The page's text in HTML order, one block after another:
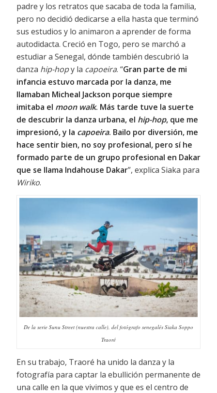
padre y los retratos que sacaba de toda la familia,
pero no decidió dedicarse a ella hasta que terminó
sus estudios y lo animaron a aprender de forma
autodidacta. Creció en Togo, pero se marchó a
estudiar a Senegal, dónde también descubrió la
danza hip-hopy la capoeira. “Gran parte de mi
infancia estuvo marcada por la danza, me
llamaban Micheal Jackson porque siempre
imitaba el moon walk. Más tarde tuve la suerte
de descubrir la danza urbana, el hip-hop, que me
impresionó, y la capoeira. Bailo por diversión, me
hace sentir bien, no soy profesional, pero sí he
formado parte de un grupo profesional en Dakar
que se llama Indahouse Dakar”, explica Siaka para
Wiriko.
De la serie Sunu Street (nuestra calle), del fotógrafo senegalés Siaka Soppo
Traoré
En su trabajo, Traoré ha unido la danza y la
fotografía para captar la ebullición permanente de
una calle en la que vivimos y que es el centro de